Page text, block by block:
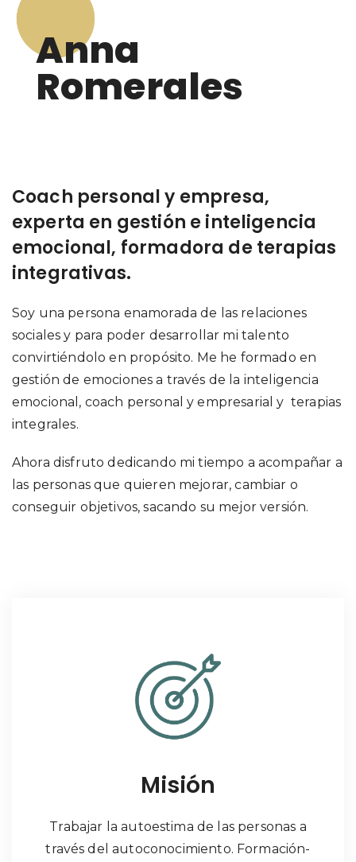
Anna
Romerales
Coach personal y empresa,
experta en gestión e inteligencia
emocional, formadora de terapias
integrativas.
Soy una persona enamorada de las relaciones
sociales y para poder desarrollar mi talento
convirtiéndolo en propósito. Me he formado en
gestión de emociones a través de la inteligencia
emocional, coach personal y empresarial y terapias
integrales.
Ahora disfruto dedicando mi tiempo a acompañar a
las personas que quieren mejorar, cambiar o
conseguir objetivos, sacando su mejor versión.
Misión
Trabajar la autoestima de las personas a
través del autoconocimiento. Formación-